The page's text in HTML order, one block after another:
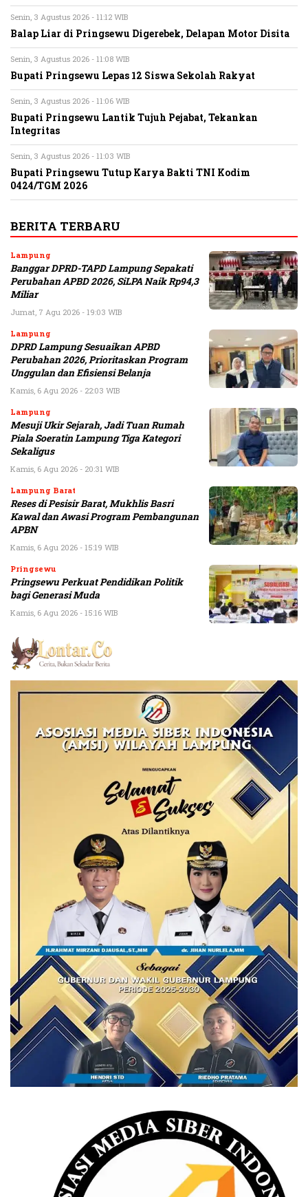
Senin, 3 Agustus 2026 - 11:12 WIB
Balap Liar di Pringsewu Digerebek, Delapan Motor Disita
Senin, 3 Agustus 2026 - 11:08 WIB
Bupati Pringsewu Lepas 12 Siswa Sekolah Rakyat
Senin, 3 Agustus 2026 - 11:06 WIB
Bupati Pringsewu Lantik Tujuh Pejabat, Tekankan
Integritas
Senin, 3 Agustus 2026 - 11:03 WIB
Bupati Pringsewu Tutup Karya Bakti TNI Kodim
0424/TGM 2026
BERITA TERBARU
Lampung
Banggar DPRD-TAPD Lampung Sepakati
Perubahan APBD 2026, SiLPA Naik Rp94,3
Miliar
Jumat, 7 Agu 2026 - 19:03 WIB
Lampung
DPRD Lampung Sesuaikan APBD
Perubahan 2026, Prioritaskan Program
Unggulan dan Efisiensi Belanja
Kamis, 6 Agu 2026 - 22:03 WIB
Lampung
Mesuji Ukir Sejarah, Jadi Tuan Rumah
Piala Soeratin Lampung Tiga Kategori
Sekaligus
Kamis, 6 Agu 2026 - 20:31 WIB
Lampung Barat
Reses di Pesisir Barat, Mukhlis Basri
Kawal dan Awasi Program Pembangunan
APBN
Kamis, 6 Agu 2026 - 15:19 WIB
Pringsewu
Pringsewu Perkuat Pendidikan Politik
bagi Generasi Muda
Kamis, 6 Agu 2026 - 15:16 WIB